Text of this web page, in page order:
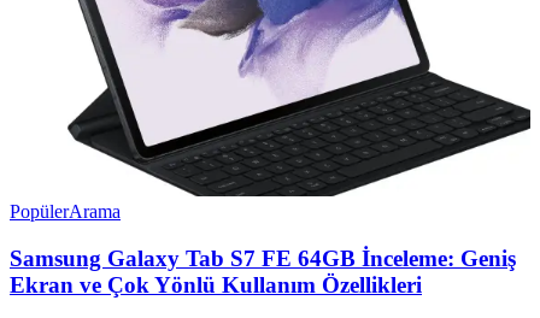
PopülerArama
Samsung Galaxy Tab S7 FE 64GB İnceleme: Geniş
Ekran ve Çok Yönlü Kullanım Özellikleri